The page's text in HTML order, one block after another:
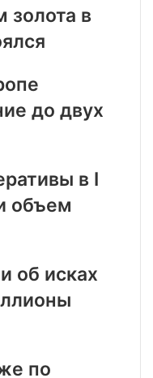
золота в
до двух
в I
объем
об исках
по